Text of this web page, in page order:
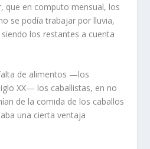
que en computo mensual, los
se podía trabajar por lluvia,
los restantes a cuenta
de alimentos —los
XX— los caballistas, en no
de la comida de los caballos
una cierta ventaja